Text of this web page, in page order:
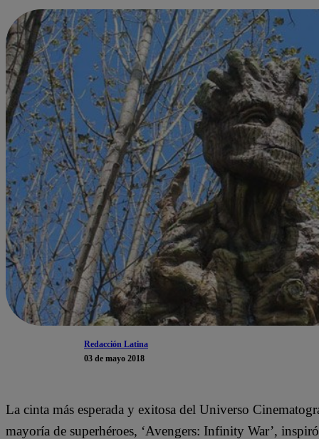
Redacción Latina
03 de mayo 2018
La cinta más esperada y exitosa del Universo
mayoría de superhéroes, ‘Avengers: Infinity War’,